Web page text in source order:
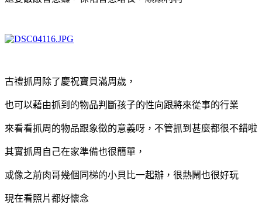
古禮抓周除了慶祝寶貝滿周歲，
也可以藉由抓到的物品判斷孩子的性向跟將來從事的行業
來看看抓周的物品跟象徵的意義呀，不管抓到甚麼都很不錯啦
其實抓周自己在家準備也很簡單，
或像之前肉哥幾個同梯的小貝比一起辦，很熱鬧也很好玩
現在看照片都好懷念